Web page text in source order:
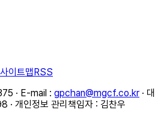
사이트맵 RSS
· E-mail : gpchan@mgcf.co.kr · 대
개인정보 관리책임자 : 김찬우